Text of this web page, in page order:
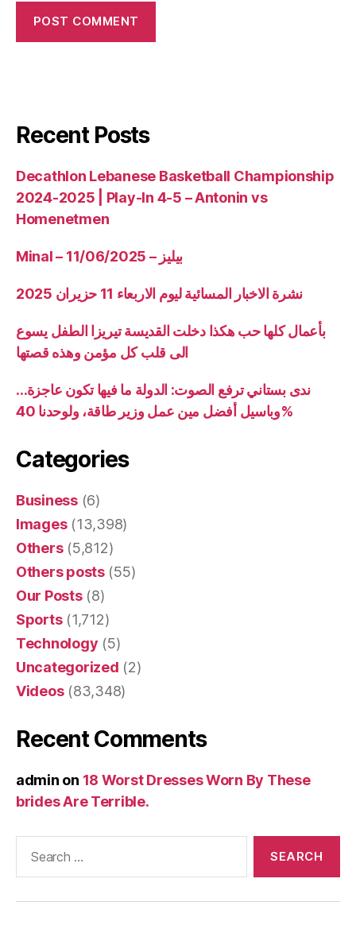
Recent Posts
Decathlon Lebanese Basketball Championship
2024-2025 | Play-In 4-5 – Antonin vs
Homenetmen
Minal – 11/06/2025 – بيليز
نشرة الاخبار المسائية ليوم الاربعاء 11 حزيران 2025
بأعمال كلها حب هكذا دخلت القديسة تيريزا الطفل يسوع
الى قلب كل مؤمن وهذه قصتها
ندى بستاني ترفع الصوت: الدولة ما فيها تكون عاجزة…
وباسيل أفضل مين عمل وزير طاقة، ولوحدنا 40%
Categories
Business(6)
Images(13,398)
Others(5,812)
Others posts(55)
Our Posts(8)
Sports(1,712)
Technology (5)
Uncategorized (2)
Videos(83,348)
Recent Comments
admin on 18 Worst Dresses Worn By These
brides Are Terrible.